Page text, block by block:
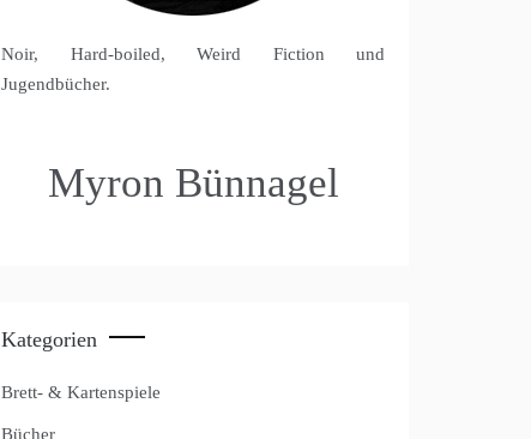
Noir, Hard-boiled, Weird Fiction und
Jugendbücher.
Myron Bünnagel
Kategorien
Brett- & Kartenspiele
Bücher